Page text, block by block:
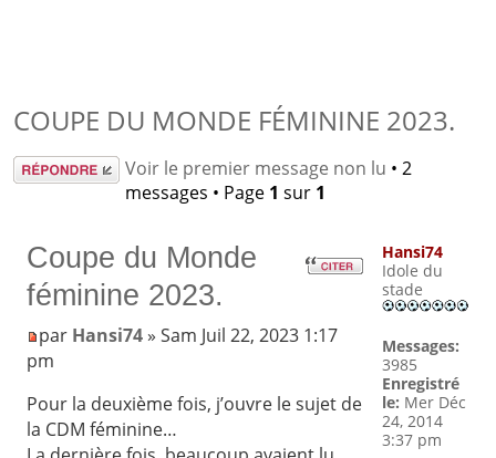
COUPE DU MONDE FÉMININE 2023.
Répondre Voir le premier message non lu • 2
messages • Page 1 sur 1
Coupe du Monde
féminine 2023.
par Hansi74» Sam Juil 22, 2023 1:17
pm
Pour la deuxième fois, j’ouvre le sujet de
la CDM féminine…
Hansi74
Idole du
stade
Messages:
3985
Enregistré
le: Mer Déc
24, 2014
3:37 pm